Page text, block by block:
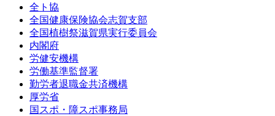
全ト協
全国健康保険協会志賀支部
全国植樹祭滋賀県実行委員会
内閣府
労健安機構
労働基準監督署
勤労者退職金共済機構
厚労省
国スポ・障スポ事務局